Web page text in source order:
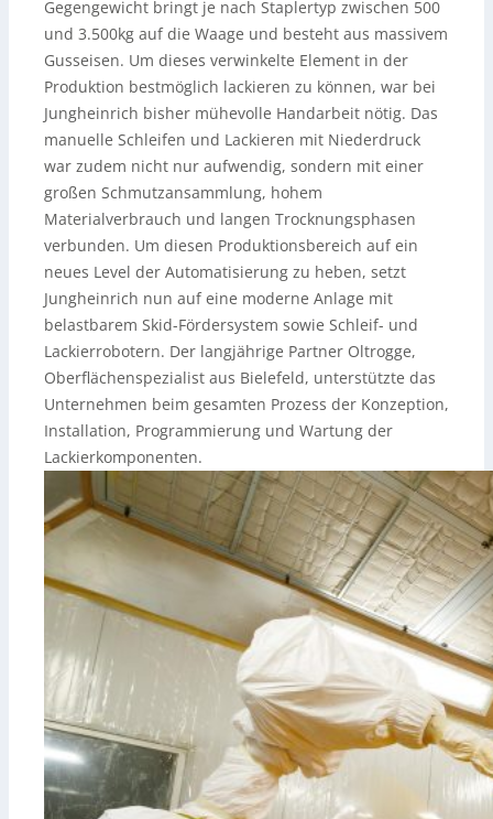
Gegengewicht bringt je nach Staplertyp zwischen 500
und 3.500kg auf die Waage und besteht aus massivem
Gusseisen. Um dieses verwinkelte Element in der
Produktion bestmöglich lackieren zu können, war bei
Jungheinrich bisher mühevolle Handarbeit nötig. Das
manuelle Schleifen und Lackieren mit Niederdruck
war zudem nicht nur aufwendig, sondern mit einer
großen Schmutzansammlung, hohem
Materialverbrauch und langen Trocknungsphasen
verbunden. Um diesen Produktionsbereich auf ein
neues Level der Automatisierung zu heben, setzt
Jungheinrich nun auf eine moderne Anlage mit
belastbarem Skid-Fördersystem sowie Schleif- und
Lackierrobotern. Der langjährige Partner Oltrogge,
Oberflächenspezialist aus Bielefeld, unterstützte das
Unternehmen beim gesamten Prozess der Konzeption,
Installation, Programmierung und Wartung der
Lackierkomponenten.